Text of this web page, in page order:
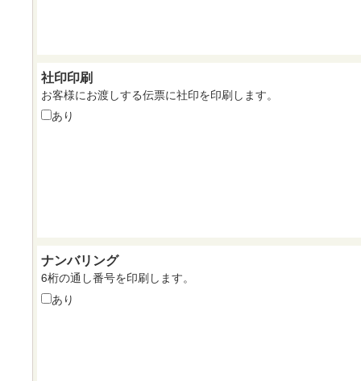
社印印刷
お客様にお渡しする伝票に社印を印刷します。
あり
ナンバリング
6桁の通し番号を印刷します。
あり